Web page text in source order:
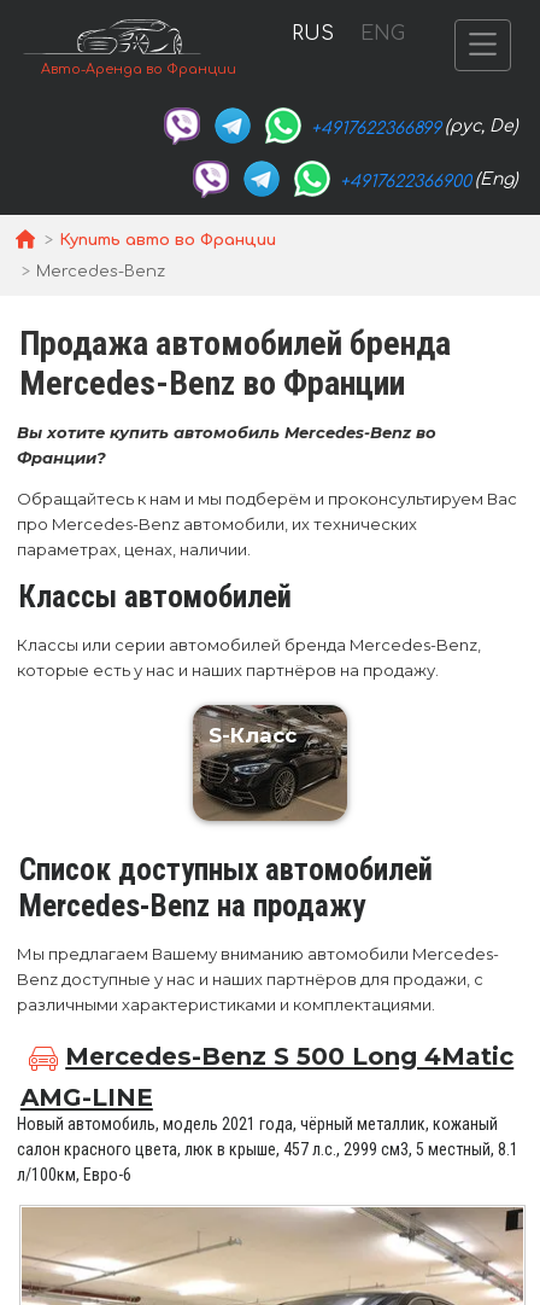
Авто-Аренда во Франции
RUS ENG
+4917622366899 (рус, De)
+4917622366900 (Eng)
Купить авто во Франции
Mercedes-Benz
Продажа автомобилей бренда
Mercedes-Benz во Франции
Вы хотите купить автомобиль Mercedes-Benz во
Франции?
Обращайтесь к нам и мы подберём и проконсультируем Вас
про Mercedes-Benz автомобили, их технических
параметрах, ценах, наличии.
Классы автомобилей
Классы или серии автомобилей бренда Mercedes-Benz,
которые есть у нас и наших партнёров на продажу.
S-Класс
Список доступных автомобилей
Mercedes-Benz на продажу
Мы предлагаем Вашему вниманию автомобили Mercedes-
Benz доступные у нас и наших партнёров для продажи, с
различными характеристиками и комплектациями.
Mercedes-Benz S 500 Long 4Matic
AMG-LINE
Новый автомобиль, модель 2021 года, чёрный металлик, кожаный
салон красного цвета, люк в крыше, 457 л.с., 2999 см3, 5 местный, 8.1
л/100км, Евро-6